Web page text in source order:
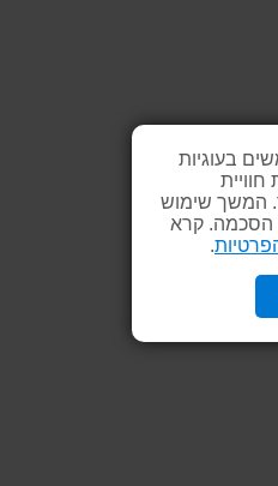
בעוגיות
המשך שימוש
הסכמה. קרא
.